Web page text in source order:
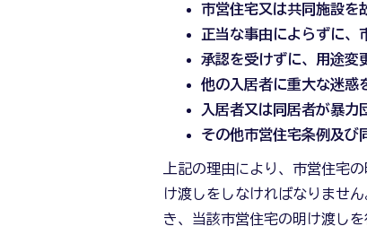
市営住宅又は共同施設を
正当な事由によらずに、
承認を受けずに、用途変
他の入居者に重大な迷惑
入居者又は同居者が暴力
その他市営住宅条例及び
上記の理由により、市営住宅
け渡しをしなければなりませ
き、当該市営住宅の明け渡し